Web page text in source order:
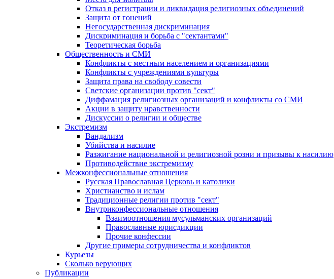
Отказ в регистрации и ликвидация религиозных объединений
Защита от гонений
Негосударственная дискриминация
Дискриминация и борьба с "сектантами"
Теоретическая борьба
Общественность и СМИ
Конфликты с местным населением и организациями
Конфликты с учреждениями культуры
Защита права на свободу совести
Светские организации против "сект"
Диффамация религиозных организаций и конфликты со СМИ
Акции в защиту нравственности
Дискуссии о религии и обществе
Экстремизм
Вандализм
Убийства и насилие
Разжигание национальной и религиозной розни и призывы к насилию
Противодействие экстремизму
Межконфессиональные отношения
Русская Православная Церковь и католики
Христианство и ислам
Традиционные религии против "сект"
Внутриконфессиональные отношения
Взаимоотношения мусульманских организаций
Православные юрисдикции
Прочие конфессии
Другие примеры сотрудничества и конфликтов
Курьезы
Сколько верующих
Публикации